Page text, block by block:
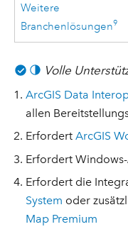
Weitere
Branchenlösungen9
Volle
ArcGIS Data
allen
Erfordert ArcGIS
Erfordert
Erfordert die
System oder
Map Premium